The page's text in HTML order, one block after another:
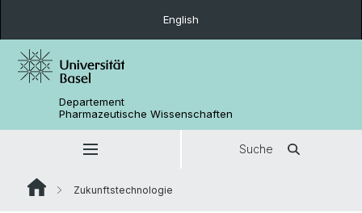
English
Departement
Pharmazeutische Wissenschaften
Suche
Zukunftstechnologie